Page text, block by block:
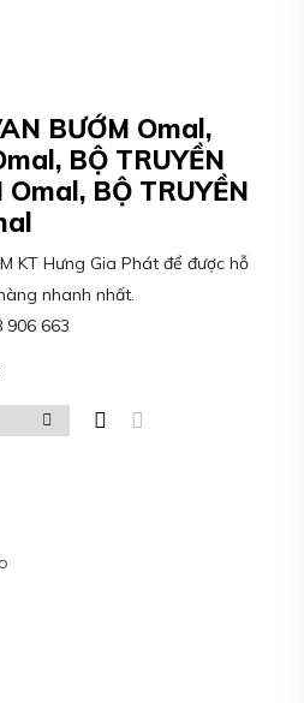
BƯỚM Omal,
BỘ TRUYỀN
BỘ TRUYỀN
KT Hưng Gia Phát để được hỗ
nhanh nhất.
906 663